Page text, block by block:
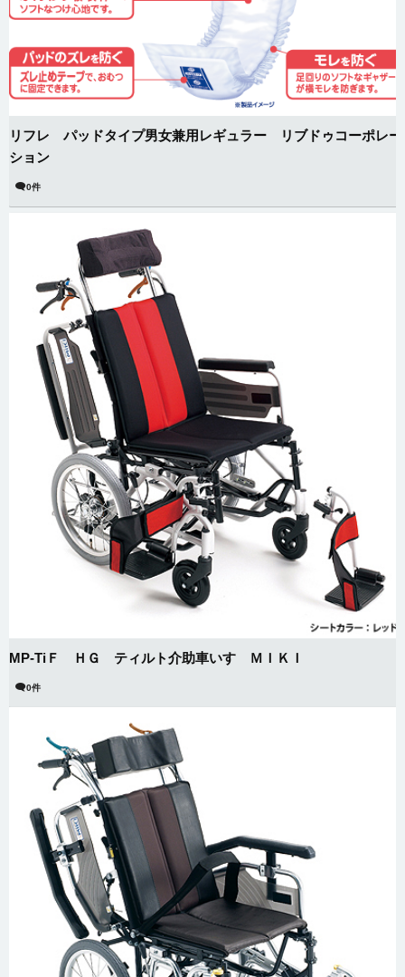
リフレ パッドタイプ男女兼用レギュラー リブドゥコーポレー
ション
0件
MP-TiＦ ＨＧ ティルト介助車いす ＭＩＫＩ
0件